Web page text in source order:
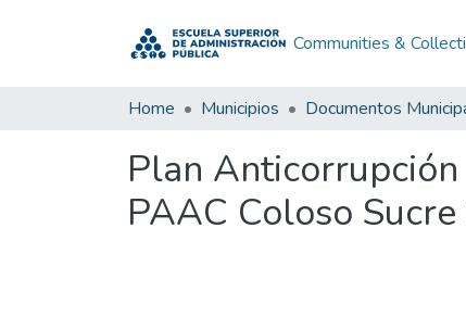
Communities &
Home Municipios Documentos
Plan
PAAC Coloso